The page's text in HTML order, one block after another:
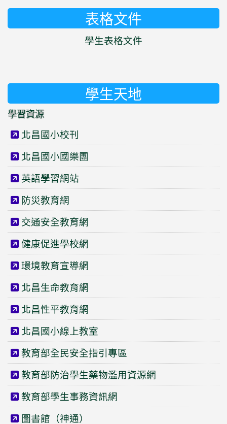
表格文件
學生表格文件
學生天地
學習資源
北昌國小校刊
北昌國小國樂團
英語學習網站
防災教育網
交通安全教育網
健康促進學校網
環境教育宣導網
北昌生命教育網
北昌性平教育網
北昌國小線上教室
教育部全民安全指引專區
教育部防治學生藥物濫用資源網
教育部學生事務資訊網
圖書館（神通）